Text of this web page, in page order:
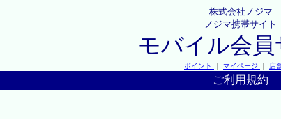
株式会社ノジマ
ノジマ携帯サイト
モバイル会員
ポイント ｜ マイページ ｜ 店
ご利用規約